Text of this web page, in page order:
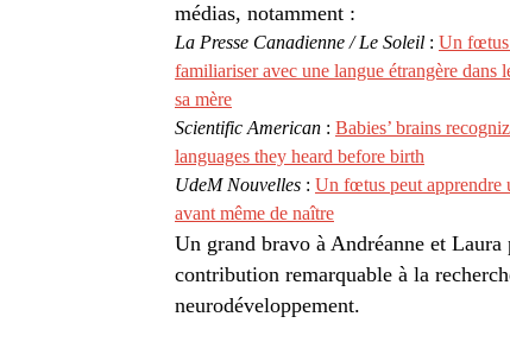
médias, notamment :
La Presse Canadienne / Le Soleil : Un fœtus
familiariser avec une langue étrangère dans
sa mère
Scientific American : Babies’ brains
languages they heard before birth
UdeM Nouvelles : Un fœtus peut apprendre
avant même de naître
Un grand bravo à Andréanne et Laura
contribution remarquable à la
neurodéveloppement.